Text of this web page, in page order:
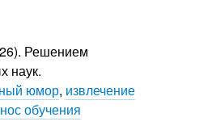
Решением
наук.
юмор, извлечение
обучения